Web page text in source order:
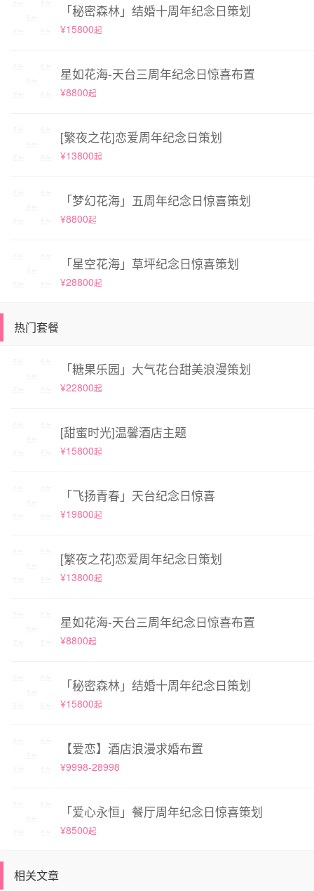
「秘密森林」结婚十周年纪念日策划
¥15800起
星如花海-天台三周年纪念日惊喜布置
¥8800起
[繁夜之花]恋爱周年纪念日策划
¥13800起
「梦幻花海」五周年纪念日惊喜策划
¥8800起
「星空花海」草坪纪念日惊喜策划
¥28800起
热门套餐
「糖果乐园」大气花台甜美浪漫策划
¥22800起
[甜蜜时光]温馨酒店主题
¥15800起
「飞扬青春」天台纪念日惊喜
¥19800起
[繁夜之花]恋爱周年纪念日策划
¥13800起
星如花海-天台三周年纪念日惊喜布置
¥8800起
「秘密森林」结婚十周年纪念日策划
¥15800起
【爱恋】酒店浪漫求婚布置
¥9998-28998
「爱心永恒」餐厅周年纪念日惊喜策划
¥8500起
相关文章